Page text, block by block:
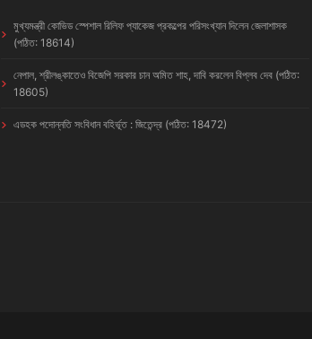
মুখ্যমন্ত্রী কোভিড স্পেশাল রিলিফ প্যাকেজ প্রকল্পের পরিসংখ্যান দিলেন জেলাশাসক
(পঠিত: 18614)
নেপাল, শ্রীলঙ্কাতেও বিজেপি সরকার চান অমিত শাহ, দাবি করলেন বিপ্লব দেব (পঠিত:
18605)
এডহক পদোন্নতি সংবিধান বহির্ভূত : জিতেন্দ্র (পঠিত: 18472)